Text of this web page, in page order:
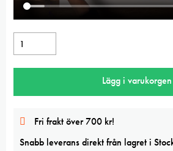
Vaxkrita
Apricot
Caran
´Ache
mängd
Lägg i varukorgen
Fri frakt över 700 kr!
Snabb leverans direkt från lagret i